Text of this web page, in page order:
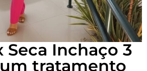
Seca Inchaço 3
um tratamento